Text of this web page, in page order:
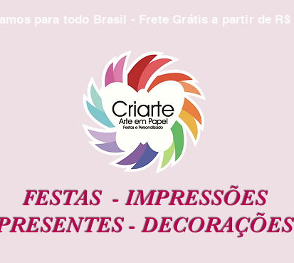
para todo Brasil - Frete Grátis a partir de R$
FESTAS -IMPRESSÕES
-DECORAÇÕES